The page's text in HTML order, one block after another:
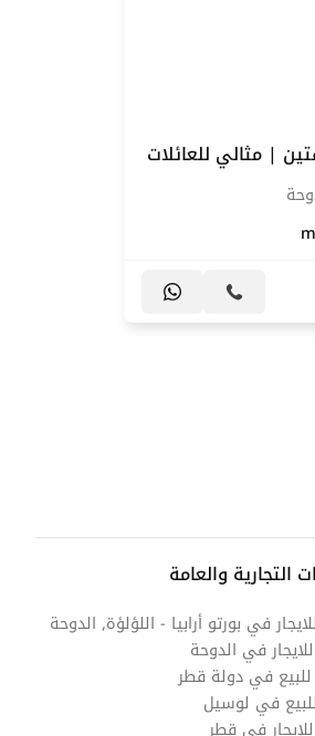
| مثالي للعائلات
التجارية والعامة
في بورتو أرابيا - اللؤلؤة, الدوحة
في الدوحة
للبيع في دولة قطر
في لوسيل
في قطر